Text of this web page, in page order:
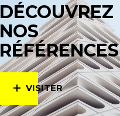
DÉCOUVREZ
NOS
RÉFÉRENCES
VISITER